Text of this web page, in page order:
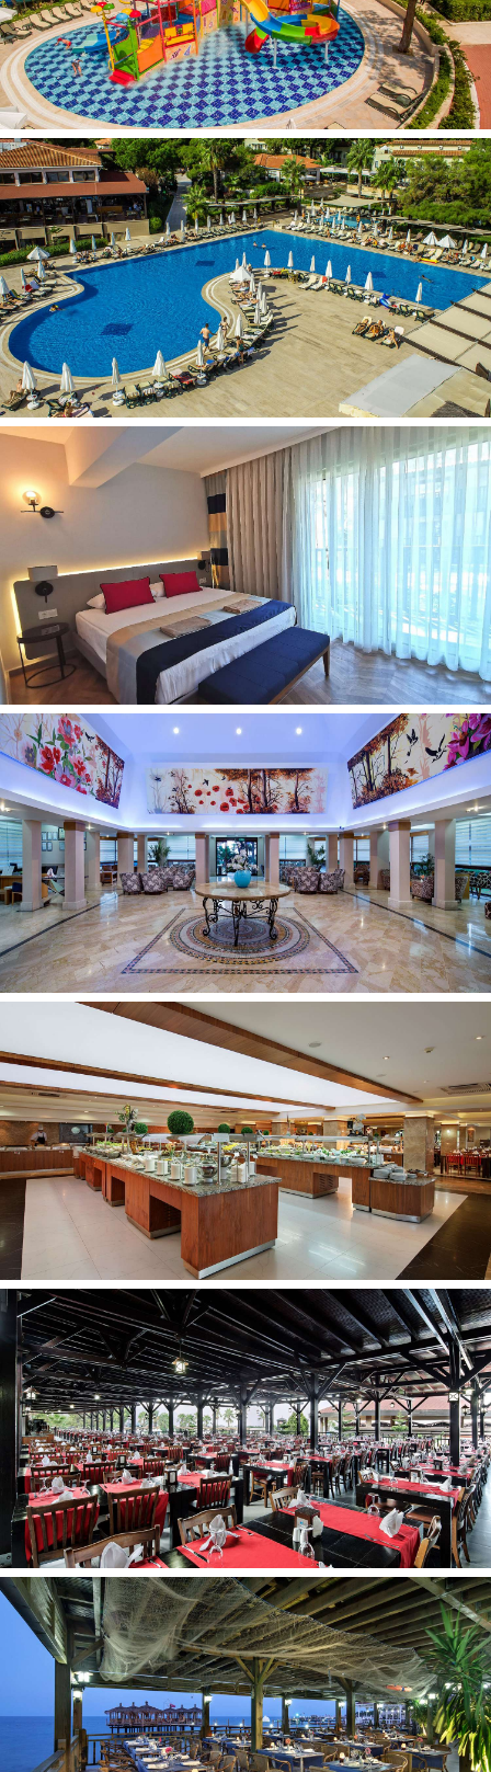
Aktyvus poilsis:
Aerobika
Paplūdimio tinklinis
Smigis
Treniruoklių salė
Stalo tenisas
Lauko teniso aikštelė (gruntinė danga)
Tamsiu paros metu apšviesta lauko teniso aikštelė
(mokama)
Lauko teniso inventorius (mokama)
Vandens sportas (mokama)
Vandens gimnastika
Masažas (mokama)
Garinė pirtis
Garinė pirtis
Sauna
Viešbutyje yra sveikatingumo centras (mokama)
Yra vandens kalneliai
Periodiškai vyksta pramoginiai renginiai
Vaikams:
Mini klubas
Maitinimas:
Galimi maitinimo tipai: Viskas įskaičiuota +
Svečiams siūloma pasimėgauti vakariene A'la Carte
restorane/restoranuose. Būtina išankstinė rezervacija,
apsilankymų skaičius yra ribojamas
Pastabos:
Maistas ir gėrimai viešbučio restoranuose, kavinėse ir
baruose, išvardintuose viešbučio aprašyme, yra tiekiami
viešbučio administracijos nustatyta tvarka ir yra mokami
priklausomai nuo užsisakyto maitinimo tipo
Gali būti taikomi kurorto mokesčiai, kurie mokami atvykus
Viešbučio aprašyme pateikta informacija bei viešbučio
teikiamų paslaugų sąrašas, laikas ir jų kainoraštis gali
keistis. SVARBU: kai kurios viešbučio siūlomos paslaugos
gali neveikti arba naudojimasis jomis bus ribojamas dėl
viešbučiams taikomų griežtų su COVID-19 susijusių
saugumo ir higienos reikalavimų. Atsižvelgiant į situaciją
konkrečioje šalyje ir joje taikomus reikalavimus, teikiamų
paslaugų apimtys gali nuolat keistis, todėl neturime
galimybės kiekvienu konkrečiu atveju nurodyti tikslių
ribojamų paslaugų kiekio ir pobūdžio. Detalesnės
informacijos teiraukitės viešbučio registratūroje
Oficialus viešbučio tinklalapis:www.crystalhotels.com.tr